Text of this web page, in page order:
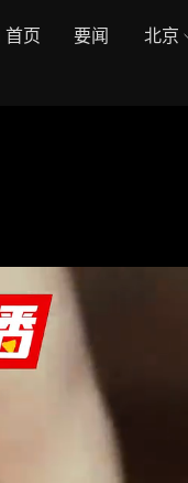
首页 要闻 北京